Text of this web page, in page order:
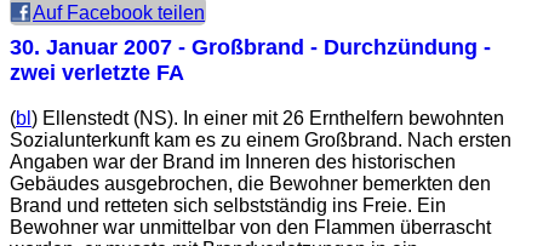
Auf Facebook teilen
30. Januar 2007 - Großbrand - Durchzündung -
zwei verletzte FA
(bl ) Ellenstedt (NS). In einer mit 26 Ernthelfern bewohnten
Sozialunterkunft kam es zu einem Großbrand. Nach ersten
Angaben war der Brand im Inneren des historischen
Gebäudes ausgebrochen, die Bewohner bemerkten den
Brand und retteten sich selbstständig ins Freie. Ein
Bewohner war unmittelbar von den Flammen überrascht